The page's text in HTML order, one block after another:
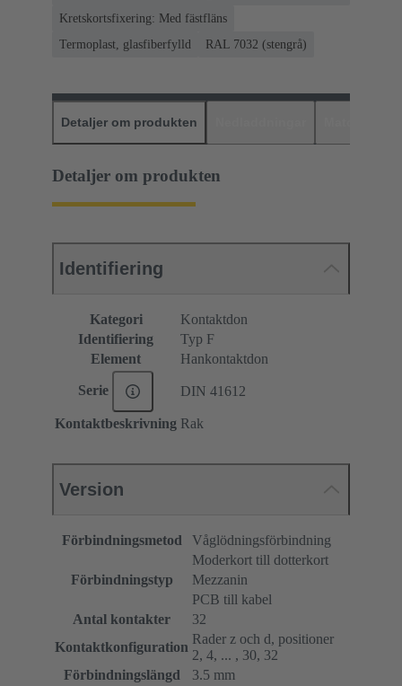
Kretskortsfixering: Med fästfläns
Termoplast, glasfiberfylld
RAL 7032 (stengrå)
Detaljer om produkten
Detaljer om produkten
Identifiering
Kategori
Kontaktdon
Identifiering
Typ F
Element
Hankontaktdon
Serie DIN 41612
Kontaktbeskrivning Rak
Version
Förbindningsmetod Våglödningsförbindning
Förbindningstyp
Moderkort till dotterkort
Mezzanin
PCB till kabel
Antal kontakter
32
Kontaktkonfiguration
Rader z och d, positioner
2, 4, ... , 30, 32
Förbindningslängd
3.5 mm